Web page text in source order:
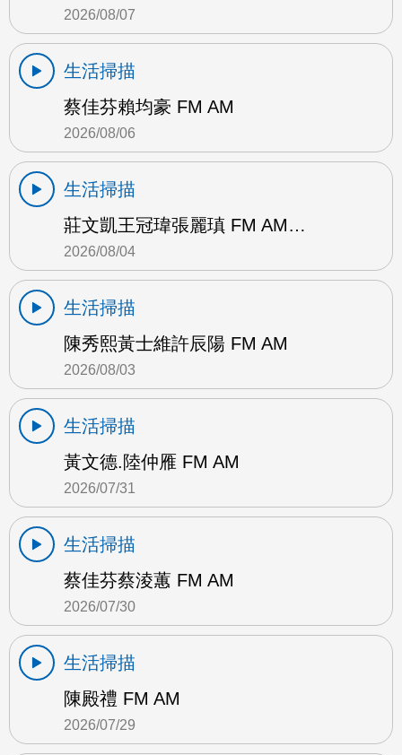
2026/08/07
生活掃描
蔡佳芬賴均豪 FM AM
2026/08/06
生活掃描
莊文凱王冠瑋張麗瑱 FM AM…
2026/08/04
生活掃描
陳秀熙黃士維許辰陽 FM AM
2026/08/03
生活掃描
黃文德.陸仲雁 FM AM
2026/07/31
生活掃描
蔡佳芬蔡淩蕙 FM AM
2026/07/30
生活掃描
陳殿禮 FM AM
2026/07/29